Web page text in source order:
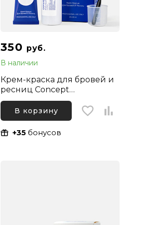
350 руб.
В наличии
Крем-краска для бровей и
ресниц Concept
ProfyTouch, Чёрная
В корзину
+35 бонусов